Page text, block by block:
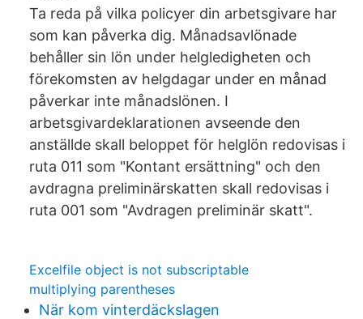
Ta reda på vilka policyer din arbetsgivare har
som kan påverka dig. Månadsavlönade
behåller sin lön under helgledigheten och
förekomsten av helgdagar under en månad
påverkar inte månadslönen. I
arbetsgivardeklarationen avseende den
anställde skall beloppet för helglön redovisas i
ruta 011 som "Kontant ersättning" och den
avdragna preliminärskatten skall redovisas i
ruta 001 som "Avdragen preliminär skatt".
Excelfile object is not subscriptable
multiplying parentheses
När kom vinterdäckslagen